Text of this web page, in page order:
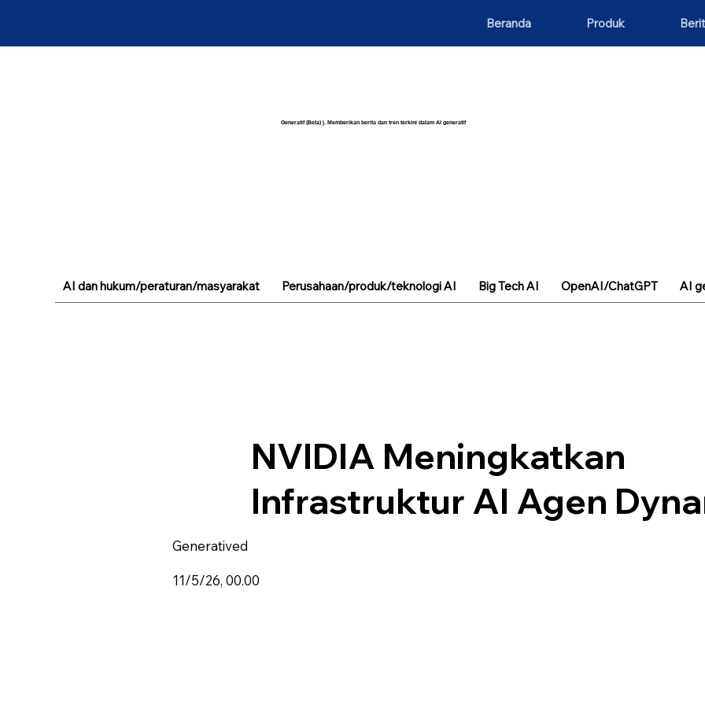
Beranda Produk
Generatif (Beta) |. Memberikan berita dan tren terkini dalam AI generatif
NVIDIA Meningkatkan
Infrastruktur AI Agen
Generatived
11/5/26, 00.00
AI dan hukum/peraturan/masyarakat Perusahaan/produk/teknologi AI Big Tech AI OpenAI/ChatGPT AI